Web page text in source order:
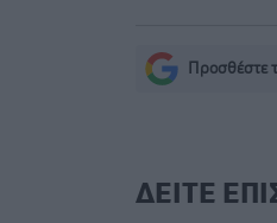
Προσθέστε
ΔΕΙΤΕ